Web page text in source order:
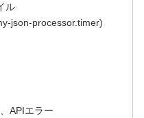
ル
json-processor.timer)
APIエラー